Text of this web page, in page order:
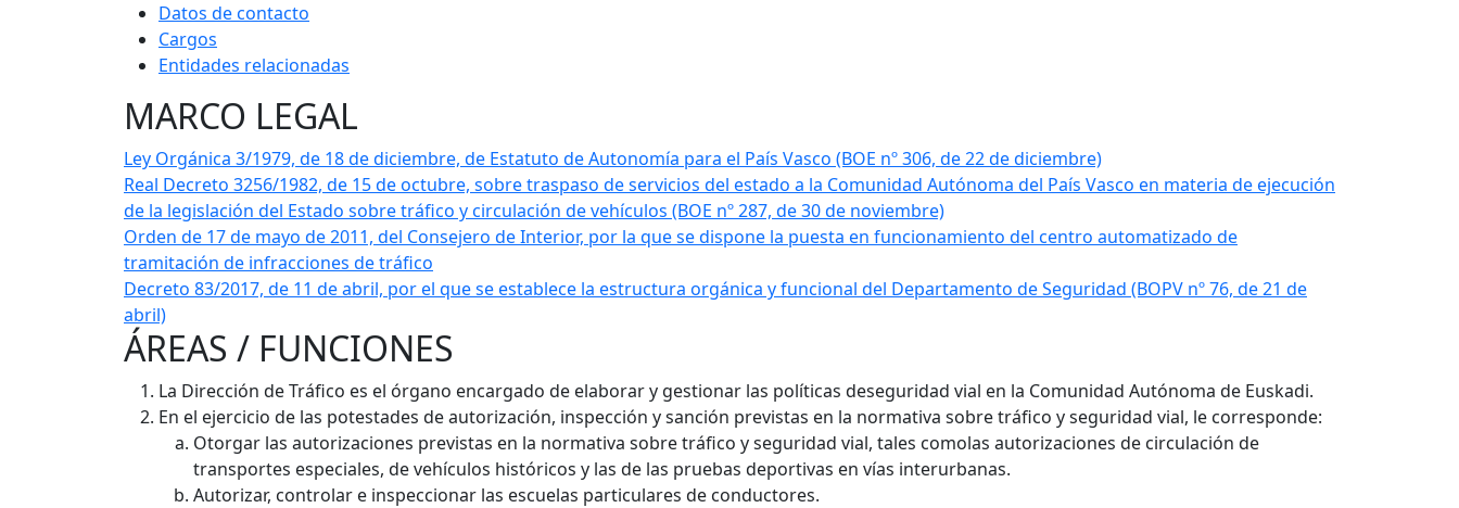
Datos de contacto
Cargos
Entidades relacionadas
MARCO LEGAL
Ley Orgánica 3/1979, de 18 de diciembre, de Estatuto de Autonomía para el País Vasco (BOE nº 306, de 22 de diciembre)
Real Decreto 3256/1982, de 15 de octubre, sobre traspaso de servicios del estado a la Comunidad Autónoma del País Vasco en materia de ejecución
de la legislación del Estado sobre tráfico y circulación de vehículos (BOE nº 287, de 30 de noviembre)
Orden de 17 de mayo de 2011, del Consejero de Interior, por la que se dispone la puesta en funcionamiento del centro automatizado de
tramitación de infracciones de tráfico
Decreto 83/2017, de 11 de abril, por el que se establece la estructura orgánica y funcional del Departamento de Seguridad (BOPV nº 76, de 21 de
abril)
ÁREAS / FUNCIONES
La Dirección de Tráfico es el órgano encargado de elaborar y gestionar las políticas deseguridad vial en la Comunidad Autónoma de Euskadi.
En el ejercicio de las potestades de autorización, inspección y sanción previstas en la normativa sobre tráfico y seguridad vial, le corresponde:
Otorgar las autorizaciones previstas en la normativa sobre tráfico y seguridad vial, tales comolas autorizaciones de circulación de
transportes especiales, de vehículos históricos y las de las pruebas deportivas en vías interurbanas.
Autorizar, controlar e inspeccionar las escuelas particulares de conductores.